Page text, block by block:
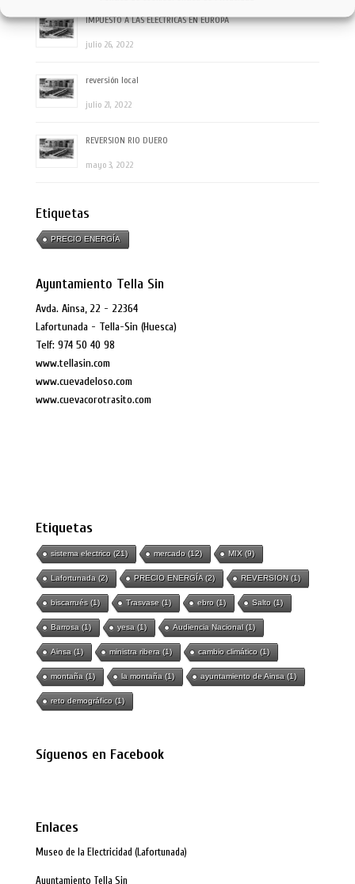
IMPUESTO A LAS ELECTRICAS EN EUROPA
julio 26, 2022
reversión local
julio 21, 2022
REVERSION RIO DUERO
mayo 3, 2022
Etiquetas
PRECIO ENERGÍA
Ayuntamiento Tella Sin
Avda. Ainsa, 22 - 22364
Lafortunada - Tella-Sin (Huesca)
Telf: 974 50 40 98
www.tellasin.com
www.cuevadeloso.com
www.cuevacorotrasito.com
Etiquetas
sistema electrico(21) mercado(12) MIX(9)
Lafortunada(2) PRECIO ENERGÍA(2) REVERSION(1)
biscarrués(1) Trasvase(1) ebro(1) Salto(1)
Barrosa(1) yesa(1) Audiencia Nacional(1)
Ainsa(1) ministra ribera(1) cambio climático(1)
montaña(1) la montaña(1) ayuntamiento de Ainsa(1)
reto demográfico(1)
Síguenos en Facebook
Enlaces
Museo de la Electricidad (Lafortunada)
Ayuntamiento Tella Sin